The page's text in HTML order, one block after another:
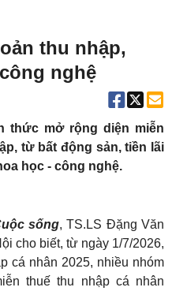
thu nhập,
nghệ
thức mở rộng diện miễn
từ bất động sản, tiền lãi
học - công nghệ.
sống, TS.LS Đặng Văn
cho biết, từ ngày 1/7/2026,
cá nhân 2025, nhiều nhóm
thuế thu nhập cá nhân